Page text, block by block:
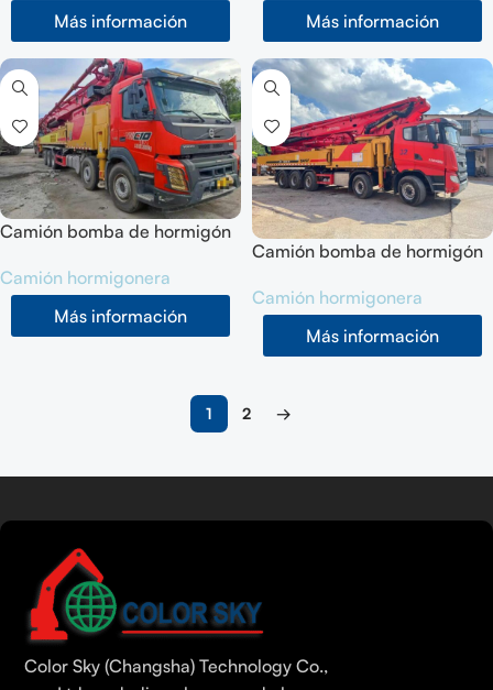
Más información
Más información
Camión bomba de hormigón
(66M) 201912
Camión hormigonera
Más información
Camión bomba de hormigón
(66M) 202303
Camión hormigonera
Más información
1 2 →
Color Sky (Changsha) Technology Co.,
Urdu
Tamil